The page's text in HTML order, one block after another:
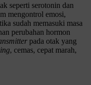
seperti serotonin dan
mengontrol emosi,
sudah memasuki masa
perubahan hormon
pada otak yang
, cemas, cepat marah,